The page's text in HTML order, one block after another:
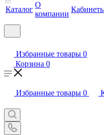
Каталог
О
компании
Избранные товары 0
Корзина 0
Избранные товары 0